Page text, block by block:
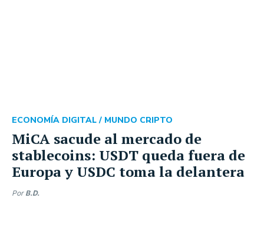
MiCA sacude al mercado de
stablecoins: USDT queda fuera de
Europa y USDC toma la delantera
ECONOMÍA DIGITAL / MUNDO CRIPTO
Por B.D.